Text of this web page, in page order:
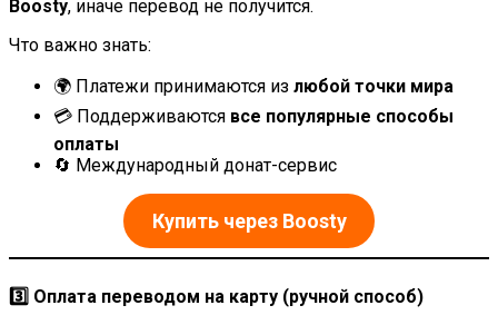
Boosty, иначе перевод не получится.
Что важно знать:
🌍 Платежи принимаются из любой точки мира
💳 Поддерживаются все популярные способы
оплаты
🔄 Международный донат-сервис
Купить через Boosty
3️⃣ Оплата переводом на карту (ручной способ)